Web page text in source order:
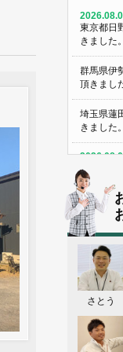
東京都日
きました
群馬県伊
頂きまし
埼玉県蓮
きました
群馬県伊
頂きまし
群馬県伊
頂きまし
埼玉県熊
きまし
埼玉県
群馬県
さとう